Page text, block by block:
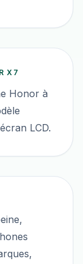
X7
Honor à
LCD.